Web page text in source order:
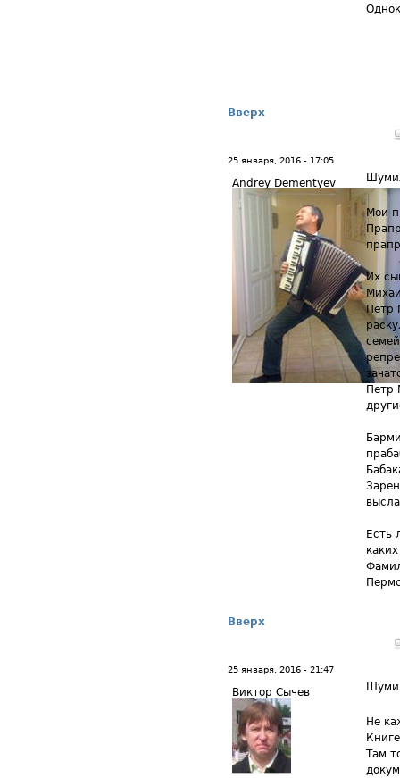
Вверх
25 января, 2016 - 17:05
Andrey Dementyev
Мои
Их
Петр
Петр
Есть
Вверх
25 января, 2016 - 21:47
Виктор Сычев
Не
Там